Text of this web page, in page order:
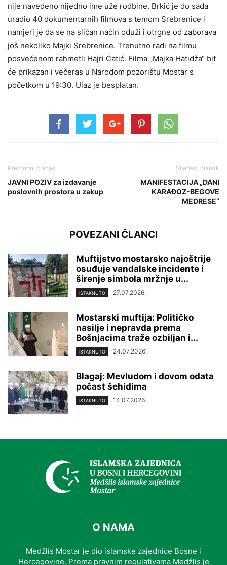
nije navedeno nijedno ime uže rodbine. Brkić je do sada
uradio 40 dokumentarnih filmova s temom Srebrenice i
namjeri je da se na sličan način oduži i otrgne od zaborava
još nekoliko Majki Srebrenice. Trenutno radi na filmu
posvećenom rahmetli Hajri Ćatić. Filma „Majka Hatidža“ bit
će prikazan i večeras u Narodom pozorištu Mostar s
početkom u 19:30. Ulaz je besplatan.
Prethodni članak
JAVNI POZIV za izdavanje
poslovnih prostora u zakup
Sljedeći članak
MANIFESTACIJA „DANI
KARAĐOZ-BEGOVE
MEDRESE“
POVEZANI ČLANCI
Muftijstvo mostarsko najoštrije
osuđuje vandalske incidente i
širenje simbola mržnje u...
ISTAKNUTO 27.07.2026.
Mostarski muftija: Političko
nasilje i nepravda prema
Bošnjacima traže ozbiljan i...
ISTAKNUTO 24.07.2026.
Blagaj: Mevludom i dovom odata
počast šehidima
ISTAKNUTO 14.07.2026.
O NAMA
Medžlis Mostar je dio islamske zajednice Bosne i
Hercegovine. Prema pravnim regulativama Medžlis je